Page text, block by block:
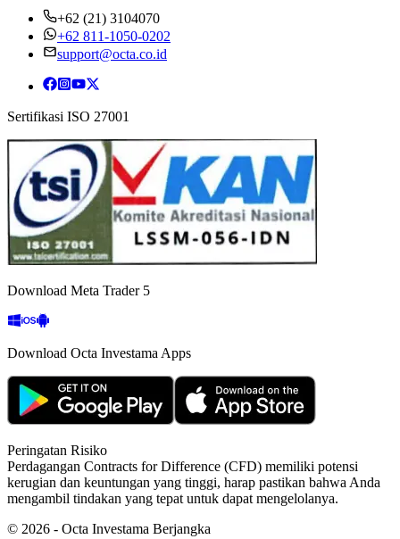
+62 (21) 3104070
+62 811-1050-0202
support@octa.co.id
Sertifikasi ISO 27001
Download Meta Trader 5
Download Octa Investama Apps
Peringatan Risiko
Perdagangan Contracts for Difference (CFD) memiliki potensi
kerugian dan keuntungan yang tinggi, harap pastikan bahwa Anda
mengambil tindakan yang tepat untuk dapat mengelolanya.
© 2026 - Octa Investama Berjangka